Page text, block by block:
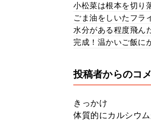
小松菜は根本を切り
ごま油をしいたフラ
水分がある程度飛ん
完成！温かいご飯に
投稿者からのコ
きっかけ
体質的にカルシウ